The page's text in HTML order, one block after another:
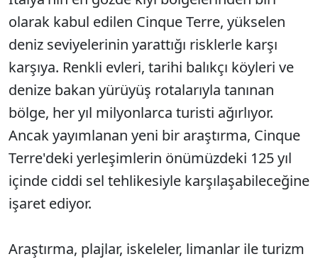
olarak kabul edilen Cinque Terre, yükselen
deniz seviyelerinin yarattığı risklerle karşı
karşıya. Renkli evleri, tarihi balıkçı köyleri ve
denize bakan yürüyüş rotalarıyla tanınan
bölge, her yıl milyonlarca turisti ağırlıyor.
Ancak yayımlanan yeni bir araştırma, Cinque
Terre'deki yerleşimlerin önümüzdeki 125 yıl
içinde ciddi sel tehlikesiyle karşılaşabileceğine
işaret ediyor.
Araştırma, plajlar, iskeleler, limanlar ile turizm